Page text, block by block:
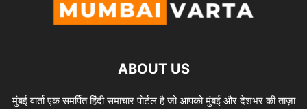
ABOUT US
मुंबई वार्ता एक समर्पित हिंदी समाचार पोर्टल है जो आपको मुंबई और देशभर की ताज़ा